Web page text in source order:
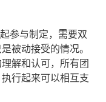
参与制定，需要双
被动接受的情况。
解和认可，所有团
行起来可以相互支